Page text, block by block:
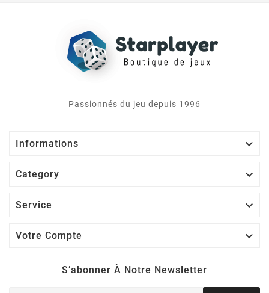
Passionnés du jeu depuis 1996
Informations 
Category 
Service 
Votre Compte 
S’abonner À Notre Newsletter